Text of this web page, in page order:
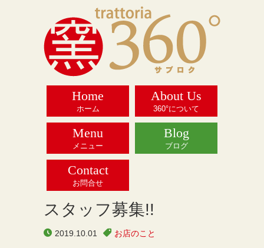
Home
ホーム
About Us
360°について
Menu
メニュー
Blog
ブログ
Contact
お問合せ
スタッフ募集!!
2019.10.01 お店のこと